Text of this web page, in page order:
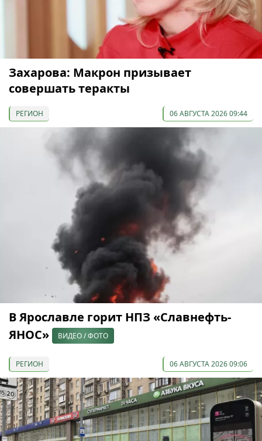
Захарова: Макрон призывает
совершать теракты
РЕГИОН 06 АВГУСТА 2026 09:44
В Ярославле горит НПЗ «Славнефть-
ЯНОС»
ВИДЕО / ФОТО
РЕГИОН 06 АВГУСТА 2026 09:06